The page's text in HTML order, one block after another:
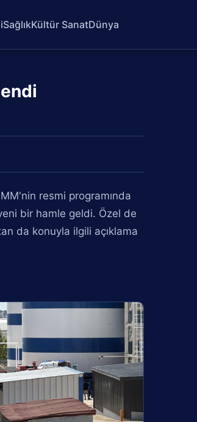
SağlıkKültür SanatDünya
resmi programında
bir hamle geldi. Özel de
da konuyla ilgili açıklama